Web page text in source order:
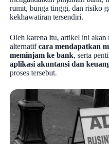
rumit, bunga tinggi, dan risiko
kekhawatiran tersendiri.
Oleh karena itu, artikel ini akan
alternatifcara mendapatkan
meminjam ke bank, serta
aplikasi akuntansi dan
proses tersebut.